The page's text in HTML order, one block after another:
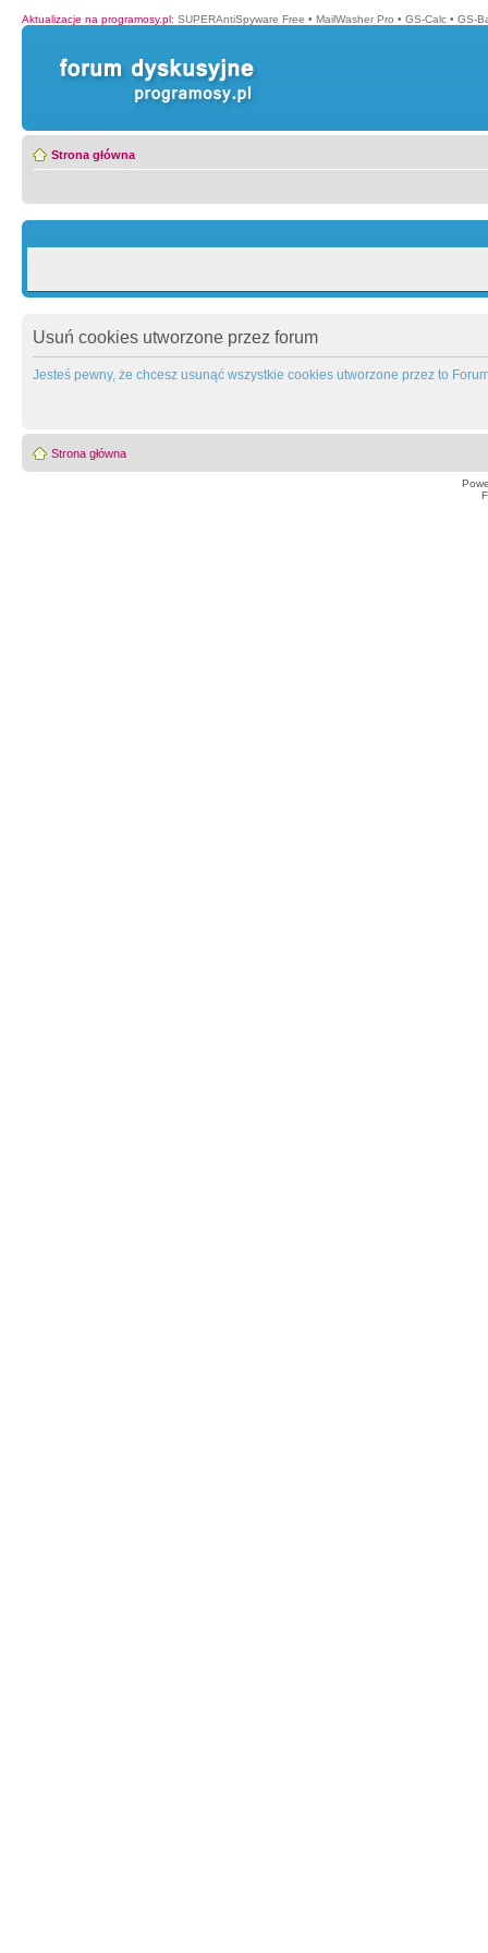
Aktualizacje na programosy.pl: SUPERAntiSpyware Free • MailWasher Pro • GS-Calc • GS-
Strona główna
Usuń cookies utworzone przez forum
Jesteś pewny, że chcesz usunąć wszystkie cookies utworzone przez to
Strona główna